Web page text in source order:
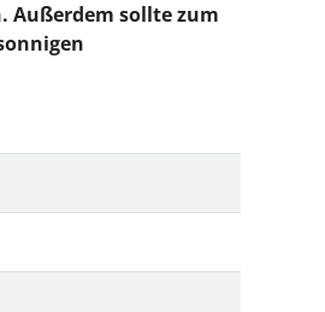
Außerdem sollte zum